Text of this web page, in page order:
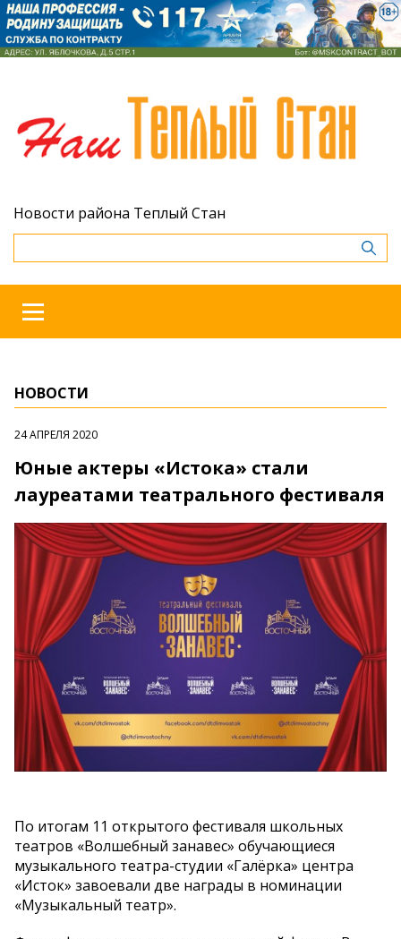
Новости района Теплый Стан
НОВОСТИ
24 АПРЕЛЯ 2020
Юные актеры «Истока» стали
лауреатами театрального фестиваля
По итогам 11 открытого фестиваля школьных
театров «Волшебный занавес» обучающиеся
музыкального театра-студии «Галёрка» центра
«Исток» завоевали две награды в номинации
«Музыкальный театр».